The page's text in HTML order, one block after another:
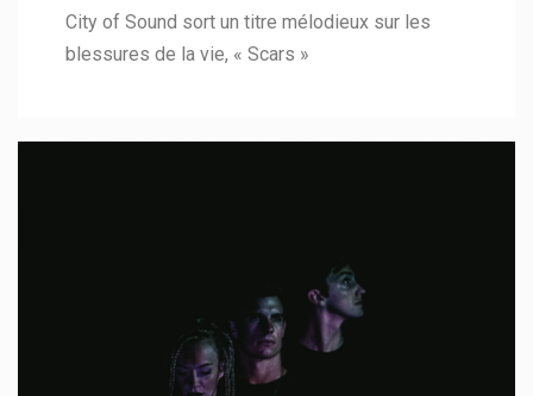
City of Sound sort un titre mélodieux sur les
blessures de la vie, « Scars »